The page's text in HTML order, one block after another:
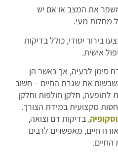
משפר את המצב או אם יש
מחלות מעי.
בירור יסודי, כולל בדיקות
אישית.
סימן לבעיה, אך כאשר הן
את שגרת החיים – חשוב
לתופעה, חלקן חולפות וחלקן
מקצועית במידת הצורך.
, בדיקות דם וצואה,
חיים, מאפשרים לרבים
החיים.